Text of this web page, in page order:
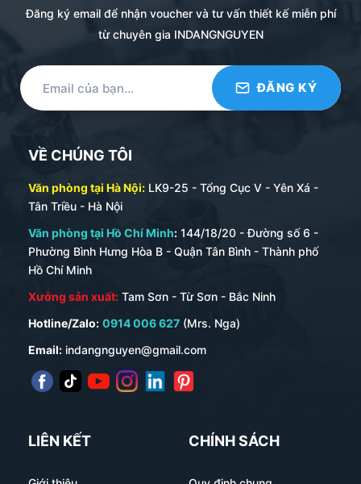
Đăng ký email để nhận voucher và tư vấn thiết kế miễn phí
từ chuyên gia INDANGNGUYEN
VỀ CHÚNG TÔI
Văn phòng tại Hà Nội: LK9-25 - Tổng Cục V - Yên Xá -
Tân Triều - Hà Nội
Văn phòng tại Hồ Chí Minh: 144/18/20 - Đường số 6 -
Phường Bình Hưng Hòa B - Quận Tân Bình - Thành phố
Hồ Chí Minh
Xưởng sản xuất: Tam Sơn - Từ Sơn - Bắc Ninh
Hotline/Zalo: 0914 006 627 (Mrs. Nga)
Email: indangnguyen@gmail.com
LIÊN KẾT CHÍNH SÁCH